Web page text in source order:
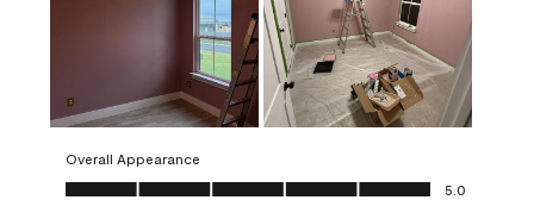
Overall Appearance
Overall Appearance, 5.0 out of 5
5.0